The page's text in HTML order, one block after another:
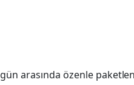
arasında özenle